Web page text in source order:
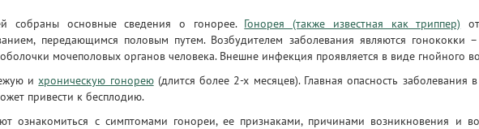
собраны основные сведения о гонорее. Гонорея (также известная как триппер)
передающимся половым путем. Возбудителем заболевания являются гонококки
мочеполовых органов человека. Внешне инфекция проявляется в виде гнойного
ихроническую гонорею(длится более 2-х месяцев). Главная опасность заболевания
привести к бесплодию.
ознакомиться с симптомами гонореи, ее признаками, причинами возникновения и